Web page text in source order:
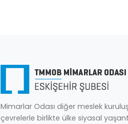
Mimarlar Odası diğer meslek
çevrelerle birlikte ülke siyasal